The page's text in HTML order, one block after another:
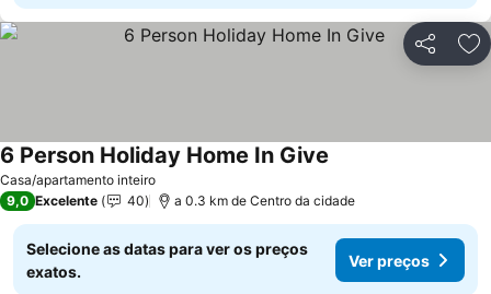
Partilhar
Casa/apartamento inteiro
6 Person Holiday Home In Give
9,0 Excelente 40 a 0.3 km de Centro da cidade
Selecione as datas para ver os preços
exatos.
Ver preços